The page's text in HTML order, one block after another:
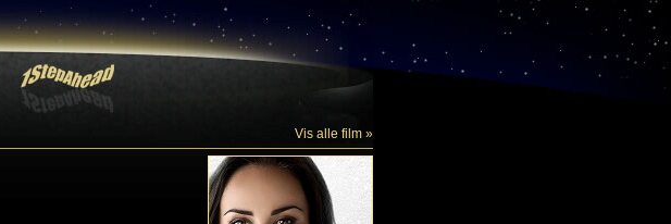
Vis alle film »